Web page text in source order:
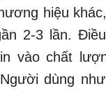
hiệu
2-3 lần.
vào chất
dùng